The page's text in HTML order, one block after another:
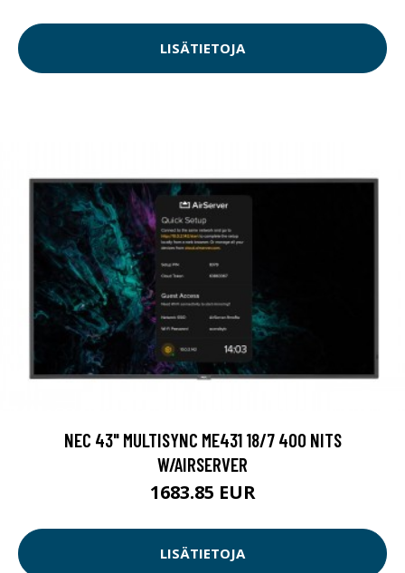
LISÄTIETOJA
NEC 43" MULTISYNC ME431 18/7 400 NITS
W/AIRSERVER
1683.85 EUR
LISÄTIETOJA